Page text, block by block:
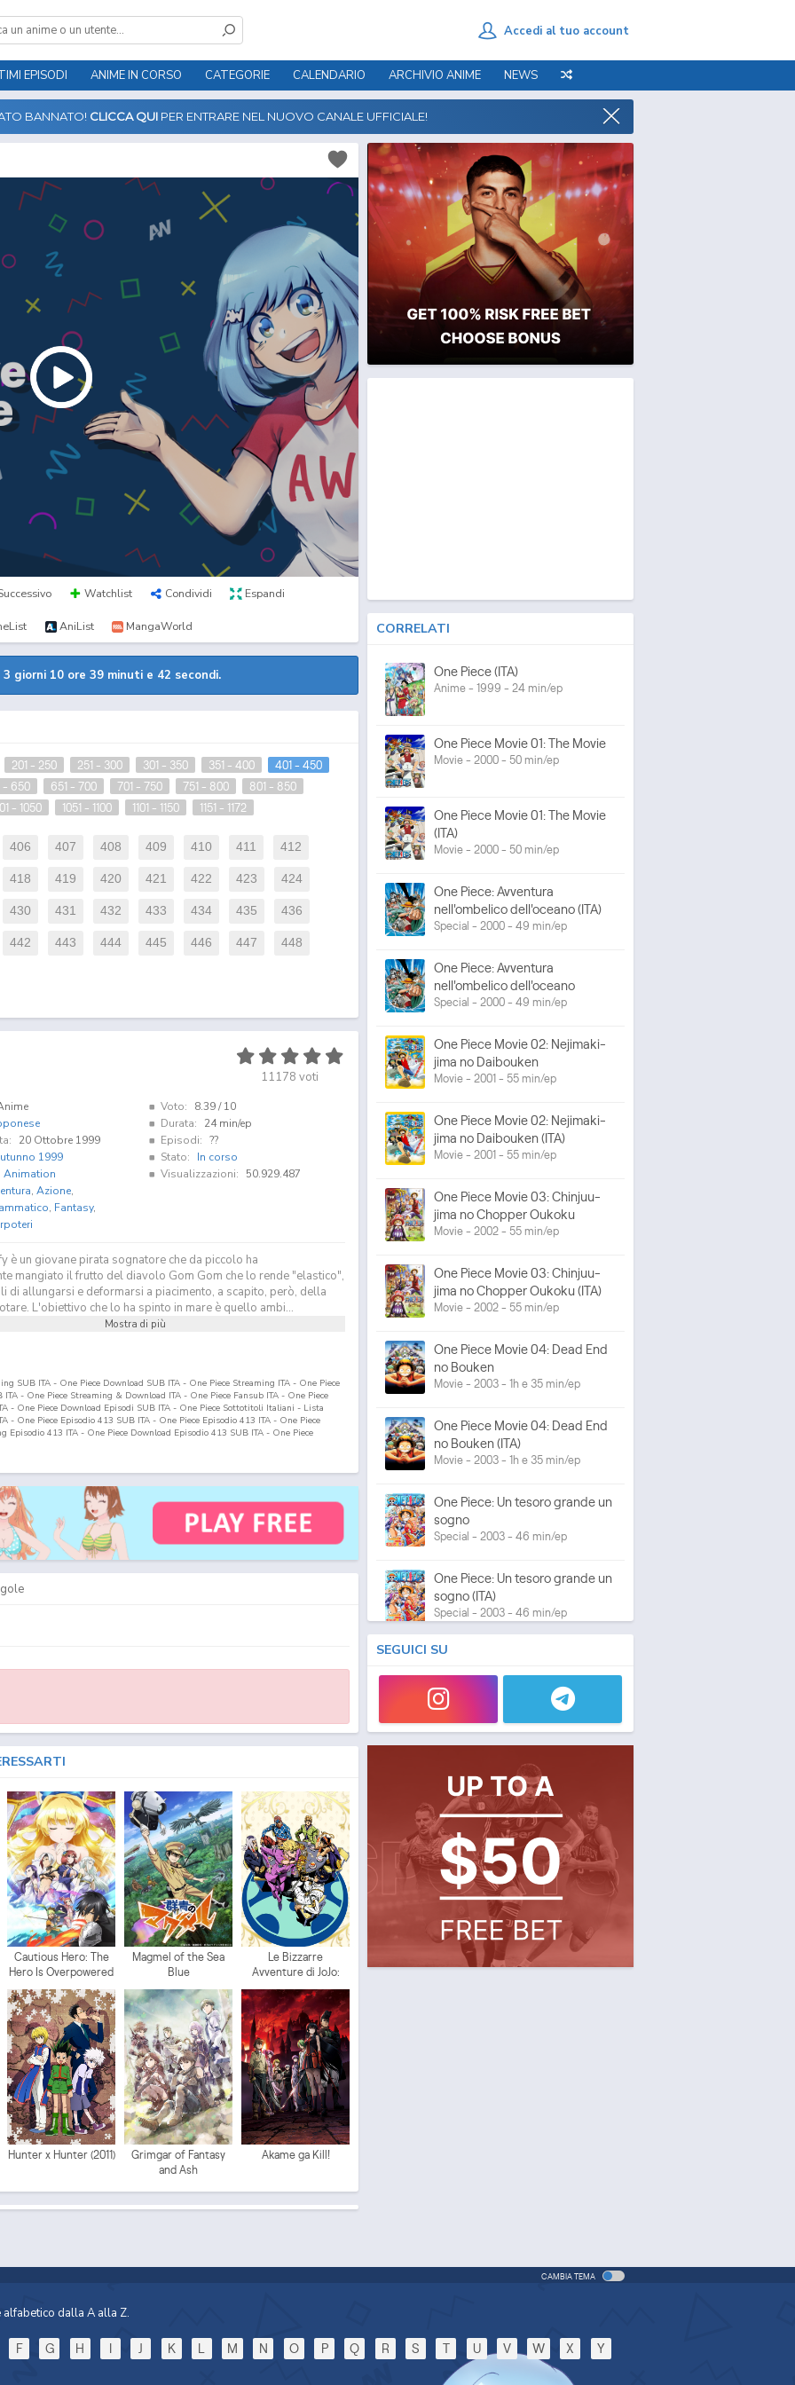
Accedi al tuo account
EPISODI ANIME IN CORSO CATEGORIE CALENDARIO ARCHIVIO ANIME NEWS
BANNATO! CLICCA QUI PER ENTRARE NEL NUOVO CANALE UFFICIALE!
Watchlist Condividi Espandi
AniList MangaWorld
3 giorni 10 ore 39 minuti e 41 secondi.
201 - 250 251 - 300 301 - 350 351 - 400
401 - 450
- 650
651 - 700 701 - 750 751 - 800
801 - 850
- 1050
1051 - 1100 1101 - 1150 1151 - 1172
406 407 408 409 410 411 412
418 419 420 421 422 423 424
430 431 432 433 434 435 436
442 443 444 445 446 447 448
11178 voti
20 Ottobre 1999
1999
Animation
, Azione,
, Fantasy,
Voto: 8.39/ 10
Durata:
24 min/ep
Episodi: ??
Stato:
In corso
Visualizzazioni:
50.929.487
è un giovane pirata sognatore che da piccolo ha
mangiato il frutto del diavolo Gom Gom che lo rende "elastico",
di allungarsi e deformarsi a piacimento, a scapito, però, della
L'obiettivo che lo ha spinto in mare è quello ambi...
Mostra di più
SUB ITA - One Piece Download SUB ITA - One Piece Streaming ITA - One Piece
- One Piece Streaming & Download ITA - One Piece Fansub ITA - One Piece
- One Piece Download Episodi SUB ITA - One Piece Sottotitoli Italiani - Lista
- One Piece Episodio 413 SUB ITA - One Piece Episodio 413 ITA - One Piece
Episodio 413 ITA - One Piece Download Episodio 413 SUB ITA - One Piece
Cautious Hero: The
Hero Is Overpowered
but Overly Cautious
Magmel of the Sea
Blue
Le Bizzarre
Avventure di JoJo:
Vento Aureo
Hunter x Hunter (2011)
Grimgar of Fantasy
and Ash
Akame ga Kill!
CORRELATI
One Piece (ITA)
Anime - 1999 - 24 min/ep
One Piece Movie 01: The Movie
Movie - 2000 - 50 min/ep
One Piece Movie 01: The Movie
(ITA)
Movie - 2000 - 50 min/ep
One Piece: Avventura
nell'ombelico dell'oceano (ITA)
Special - 2000 - 49 min/ep
One Piece: Avventura
nell'ombelico dell'oceano
Special - 2000 - 49 min/ep
One Piece Movie 02: Nejimaki-
jima no Daibouken
Movie - 2001 - 55 min/ep
One Piece Movie 02: Nejimaki-
jima no Daibouken (ITA)
Movie - 2001 - 55 min/ep
One Piece Movie 03: Chinjuu-
jima no Chopper Oukoku
Movie - 2002 - 55 min/ep
One Piece Movie 03: Chinjuu-
jima no Chopper Oukoku (ITA)
Movie - 2002 - 55 min/ep
One Piece Movie 04: Dead End
no Bouken
Movie - 2003 - 1h e 35 min/ep
One Piece Movie 04: Dead End
no Bouken (ITA)
Movie - 2003 - 1h e 35 min/ep
One Piece: Un tesoro grande un
sogno
Special - 2003 - 46 min/ep
One Piece: Un tesoro grande un
sogno (ITA)
Special - 2003 - 46 min/ep
One Piece: L'ultima esibizione
One Piece: L'ultima esibizione
(ITA)
One Piece Movie 05:
Norowareta Seiken
Movie - 2004 - 1h e 35 min/ep
One Piece Movie 05:
Norowareta Seiken (ITA)
Movie - 2004 - 1h e 35 min/ep
One Piece Movie 06: Omatsuri
One Piece Movie 07: Karakuri-
SEGUICI SU
CAMBIA TEMA
alfabetico dalla A alla Z.
F G H I J K L M N O P Q R S T U V W X Y